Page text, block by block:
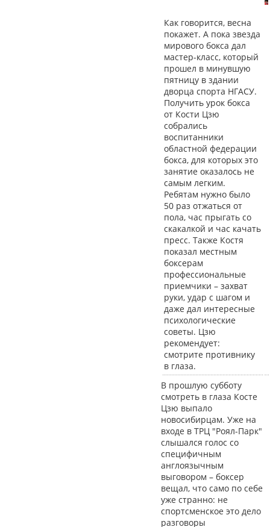
Как говорится, весна
покажет. А пока звезда
мирового бокса дал
мастер-класс, который
прошел в минувшую
пятницу в здании
дворца спорта НГАСУ.
Получить урок бокса
от Кости Цзю
собрались
воспитанники
областной федерации
бокса, для которых это
занятие оказалось не
самым легким.
Ребятам нужно было
50 раз отжаться от
пола, час прыгать со
скакалкой и час качать
пресс. Также Костя
показал местным
боксерам
профессиональные
приемчики – захват
руки, удар с шагом и
даже дал интересные
психологические
советы. Цзю
рекомендует:
смотрите противнику
в глаза.
В прошлую субботу
смотреть в глаза Косте
Цзю выпало
новосибирцам. Уже на
входе в ТРЦ "Роял-Парк"
слышался голос со
специфичным
англоязычным
выговором – боксер
вещал, что само по себе
уже странно: не
спортсменское это дело
разговоры